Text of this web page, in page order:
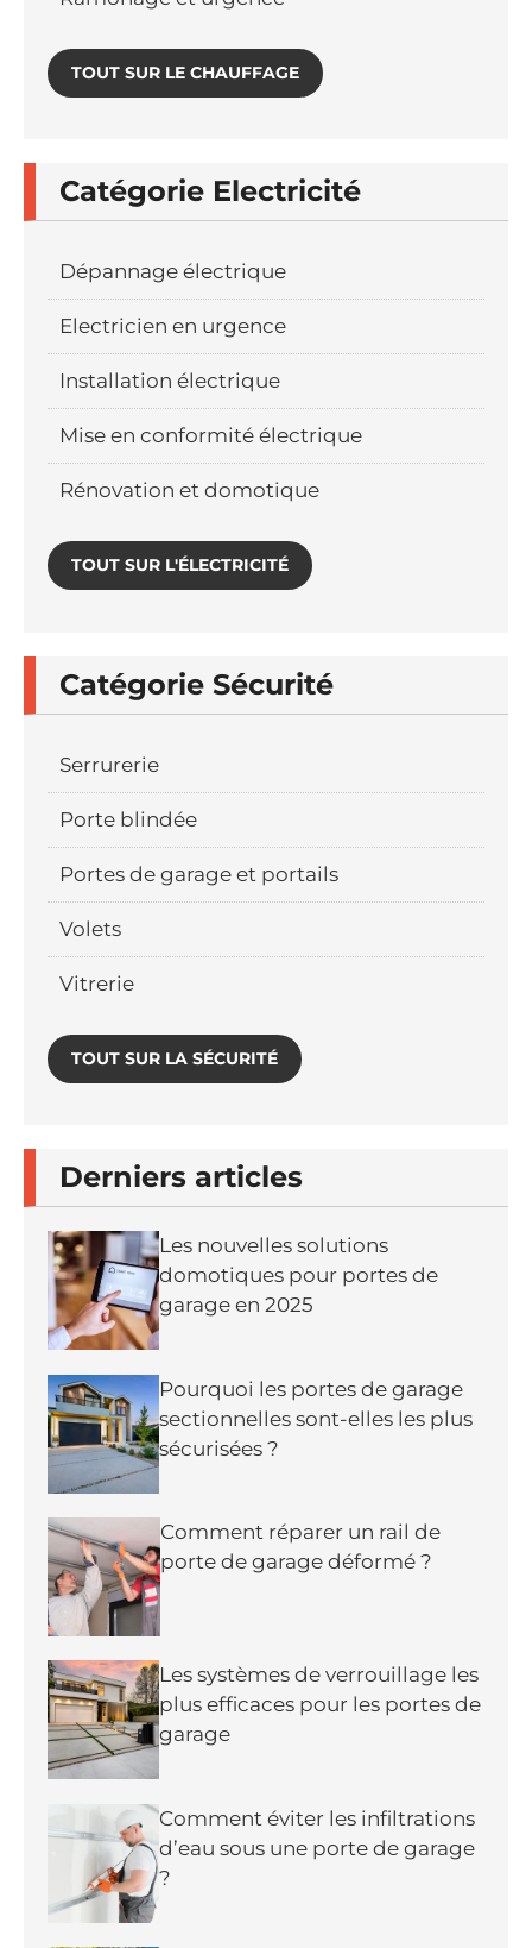
TOUT SUR LE CHAUFFAGE
Catégorie Electricité
Dépannage électrique
Electricien en urgence
Installation électrique
Mise en conformité électrique
Rénovation et domotique
TOUT SUR L'ÉLECTRICITÉ
Catégorie Sécurité
Serrurerie
Porte blindée
Portes de garage et portails
Volets
Vitrerie
TOUT SUR LA SÉCURITÉ
Derniers articles
Les nouvelles solutions
domotiques pour portes de
garage en 2025
Pourquoi les portes de garage
sectionnelles sont-elles les plus
sécurisées ?
Comment réparer un rail de
porte de garage déformé ?
Les systèmes de verrouillage les
plus efficaces pour les portes de
garage
Comment éviter les infiltrations
d’eau sous une porte de garage
?